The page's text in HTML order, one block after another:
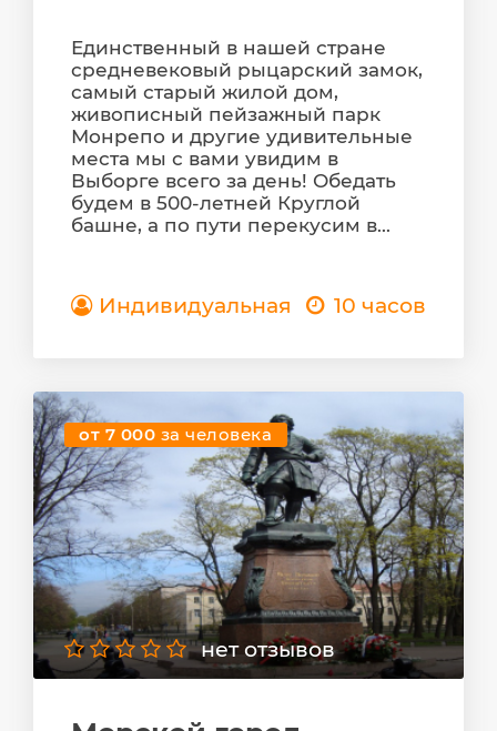
Единственный в нашей стране
средневековый рыцарский замок,
самый старый жилой дом,
живописный пейзажный парк
Монрепо и другие удивительные
места мы с вами увидим в
Выборге всего за день! Обедать
будем в 500-летней Круглой
башне, а по пути перекусим в...
Индивидуальная 10 часов
от 7 000 за человека
нет отзывов